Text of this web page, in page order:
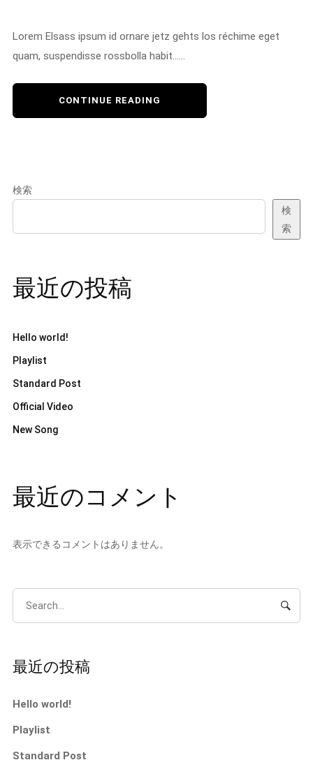
Lorem Elsass ipsum id ornare jetz gehts los réchime eget
quam, suspendisse rossbolla habit......
CONTINUE READING
検索
検
索
最近の投稿
Hello world!
Playlist
Standard Post
Official Video
New Song
最近のコメント
表示できるコメントはありません。
最近の投稿
Hello world!
Playlist
Standard Post